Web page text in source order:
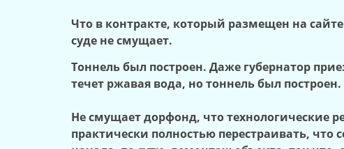
Что в контракте, который размещен на сайте
суде не смущает.
Тоннель был построен. Даже губернатор
течет ржавая вода, но тоннель был построен.
Не смущает дорфонд, что технологические
практически полностью перестраивать,